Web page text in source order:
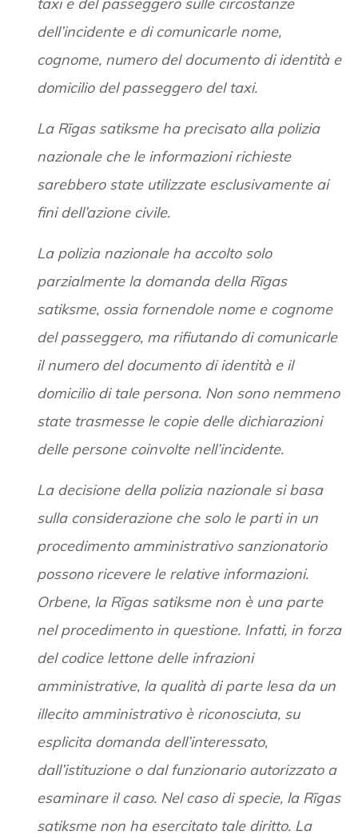
dell’incidente e di comunicarle nome,
cognome, numero del documento di identità e
domicilio del passeggero del taxi.
La Rīgas satiksme ha precisato alla polizia
nazionale che le informazioni richieste
sarebbero state utilizzate esclusivamente ai
fini dell’azione civile.
La polizia nazionale ha accolto solo
parzialmente la domanda della Rīgas
satiksme, ossia fornendole nome e cognome
del passeggero, ma rifiutando di comunicarle
il numero del documento di identità e il
domicilio di tale persona. Non sono nemmeno
state trasmesse le copie delle dichiarazioni
delle persone coinvolte nell’incidente.
La decisione della polizia nazionale si basa
sulla considerazione che solo le parti in un
procedimento amministrativo sanzionatorio
possono ricevere le relative informazioni.
Orbene, la Rīgas satiksme non è una parte
nel procedimento in questione. Infatti, in forza
del codice lettone delle infrazioni
amministrative, la qualità di parte lesa da un
illecito amministrativo è riconosciuta, su
esplicita domanda dell’interessato,
dall’istituzione o dal funzionario autorizzato a
esaminare il caso. Nel caso di specie, la Rīgas
satiksme non ha esercitato tale diritto. La